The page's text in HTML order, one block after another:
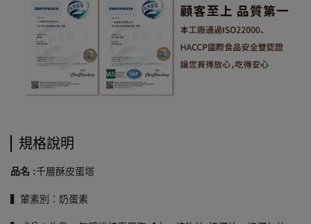
規格說明
品名 :千層酥皮蛋塔
▍葷素別：奶蛋素